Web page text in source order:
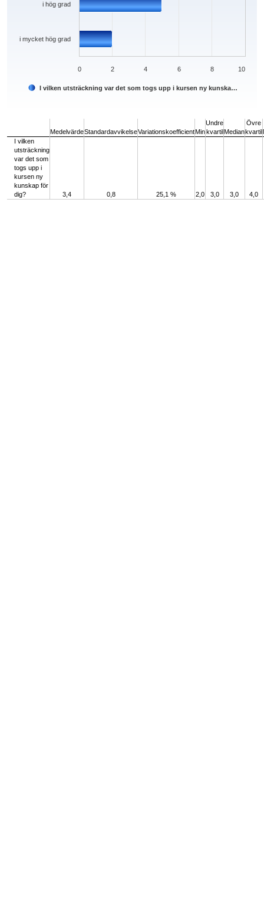
I vilken utsträckning var det som togs upp i kursen ny kunska…
i mycket hög grad
i hög grad
0 2 4 6 8 10
MedelvärdeStandardavvikelseVariationskoefficientMin
Undre
kvartilMedian
Övre
kvartil
I vilken
utsträckning
var det som
togs upp i
kursen ny
kunskap för
dig?
3,4 0,8 25,1 % 2,0 3,0 3,0 4,0